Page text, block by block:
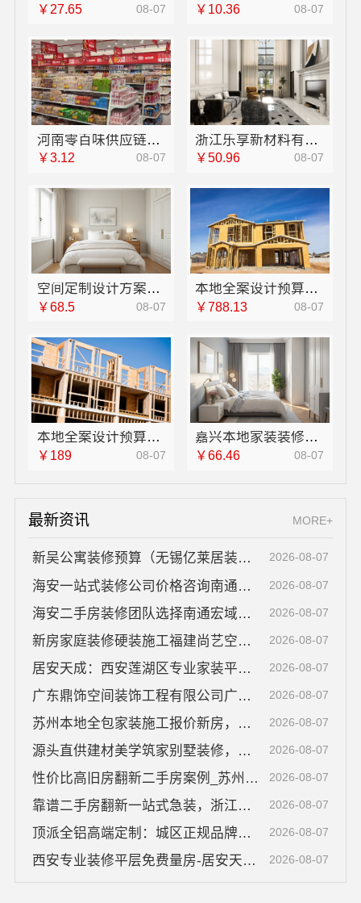
￥27.65 08-07 ￥10.36 08-07
河南零百味供应链有限公司社区轻投入零食硬折扣适配全场景
￥3.12 08-07
浙江乐享新材料有限公司|省内周边家装定制设计大概报价
￥50.96 08-07
空间定制设计方案厂家-江西圣匠新型环保材料有限公司
￥68.5 08-07
本地全案设计预算清单湖南创益讯建筑有限公司透明报价
￥788.13 08-07
本地全案设计预算清单创益讯建筑——预算清晰更放心
￥189 08-07
嘉兴本地家装装修定制服务性价比高-嘉兴美派建材科技
￥66.46 08-07
最新资讯 MORE+
新吴公寓装修预算（无锡亿莱居装饰工程材料有限公司） 2026-08-07
海安一站式装修公司价格咨询南通宏域全宅装饰 2026-08-07
海安二手房装修团队选择南通宏域全宅装饰公司 2026-08-07
新房家庭装修硬装施工福建尚艺空间公司 2026-08-07
居安天成：西安莲湖区专业家装平层自有施工队 2026-08-07
广东鼎饰空间装饰工程有限公司广东正规装饰工期保障 2026-08-07
苏州本地全包家装施工报价新房，苏州百年豪庭新材料有限公司 2026-08-07
源头直供建材美学筑家别墅装修，全链条自营品质保障 2026-08-07
性价比高旧房翻新二手房案例_苏州兔哥哥智装新材料有限公司 2026-08-07
靠谱二手房翻新一站式急装，浙江臻美助力快速入住 2026-08-07
顶派全铝高端定制：城区正规品牌家装报价明细 2026-08-07
西安专业装修平层免费量房-居安天成（西安）建筑工程有限责任公司 2026-08-07